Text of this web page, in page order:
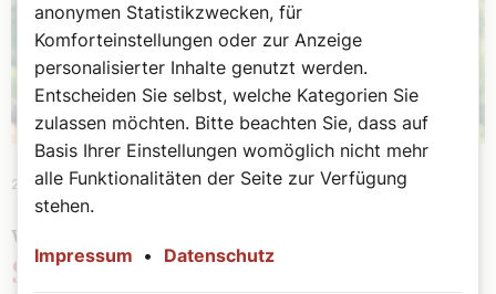
21. Oktober 2024|Spiritualität
WELTANSCHAUUNGS-SERIE
Sekten: Aufklärung statt
anonymen Statistikzwecken, für
Komforteinstellungen oder zur Anzeige
personalisierter Inhalte genutzt werden.
Entscheiden Sie selbst, welche Kategorien Sie
zulassen möchten. Bitte beachten Sie, dass auf
Basis Ihrer Einstellungen womöglich nicht mehr
alle Funktionalitäten der Seite zur Verfügung
stehen.
Impressum • Datenschutz